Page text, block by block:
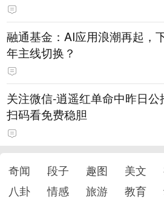
融通基金：AI应用浪潮再起，
年主线切换？
关注微信-逍遥红单命中昨日公
扫码看免费稳胆
奇闻 段子 趣图 美文
八卦
情感 旅游 教育